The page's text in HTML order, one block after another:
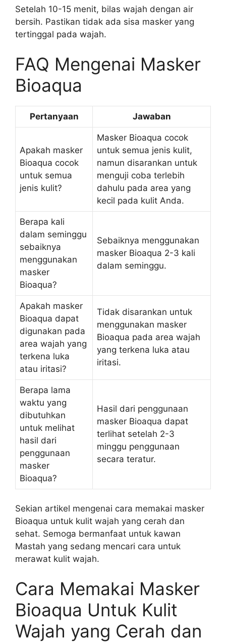
Setelah 10-15 menit, bilas wajah dengan air
bersih. Pastikan tidak ada sisa masker yang
tertinggal pada wajah.
FAQ Mengenai Masker
Bioaqua
Pertanyaan Jawaban
Apakah masker
Bioaqua cocok
untuk semua
jenis kulit?
Masker Bioaqua cocok
untuk semua jenis kulit,
namun disarankan untuk
menguji coba terlebih
dahulu pada area yang
kecil pada kulit Anda.
Berapa kali
dalam seminggu
sebaiknya
menggunakan
masker
Bioaqua?
Sebaiknya menggunakan
masker Bioaqua 2-3 kali
dalam seminggu.
Apakah masker
Bioaqua dapat
digunakan pada
area wajah yang
terkena luka
atau iritasi?
Tidak disarankan untuk
menggunakan masker
Bioaqua pada area wajah
yang terkena luka atau
iritasi.
Berapa lama
waktu yang
dibutuhkan
untuk melihat
hasil dari
penggunaan
masker
Bioaqua?
Hasil dari penggunaan
masker Bioaqua dapat
terlihat setelah 2-3
minggu penggunaan
secara teratur.
Sekian artikel mengenai cara memakai masker
Bioaqua untuk kulit wajah yang cerah dan
sehat. Semoga bermanfaat untuk kawan
Mastah yang sedang mencari cara untuk
merawat kulit wajah.
Cara Memakai Masker
Bioaqua Untuk Kulit
Wajah yang Cerah dan